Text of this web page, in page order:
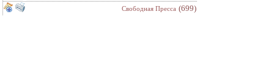
Свободная Пресса (699)